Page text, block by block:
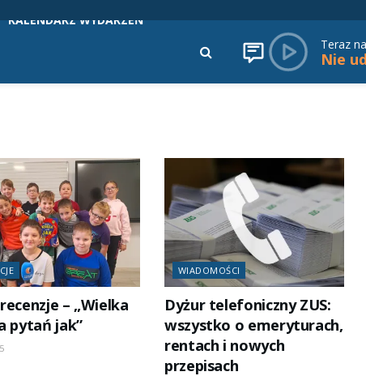
KALENDARZ WYDARZEŃ
Teraz
– „Wielka
pytań jak”
WIADOMOŚCI
Dyżur telefoniczny ZUS:
wszystko o emeryturach,
rentach i nowych
przepisach